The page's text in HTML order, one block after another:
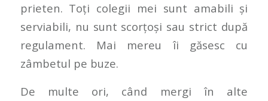
prieten. Toți colegii mei sunt amabili și
serviabili, nu sunt scorțoși sau strict după
regulament. Mai mereu îi găsesc cu
zâmbetul pe buze.
De multe ori, când mergi în alte